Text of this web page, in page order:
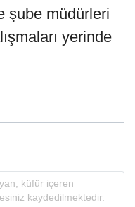
şube müdürleri
yerinde